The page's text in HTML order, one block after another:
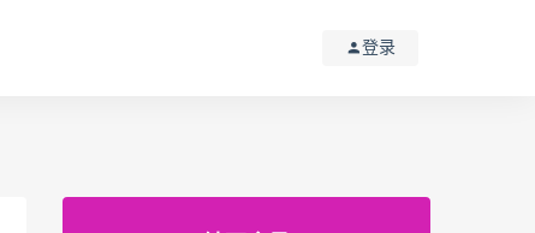
登录